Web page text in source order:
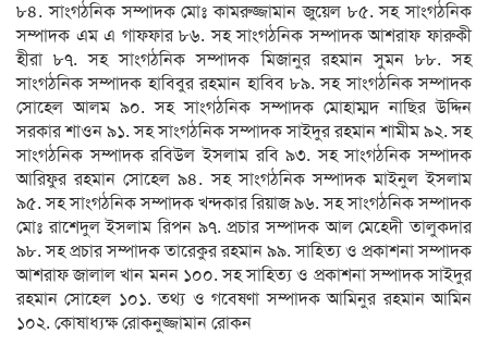
৮৪. সাংগঠনিক সম্পাদক মোঃ কামরুজ্জামান জুয়েল ৮৫. সহ সাংগঠনিক
সম্পাদক এম এ গাফফার ৮৬. সহ সাংগঠনিক সম্পাদক আশরাফ ফারুকী
হীরা ৮৭. সহ সাংগঠনিক সম্পাদক মিজানুর রহমান সুমন ৮৮. সহ
সাংগঠনিক সম্পাদক হাবিবুর রহমান হাবিব ৮৯. সহ সাংগঠনিক সম্পাদক
সোহেল আলম ৯০. সহ সাংগঠনিক সম্পাদক মোহাম্মদ নাছির উদ্দিন
সরকার শাওন ৯১. সহ সাংগঠনিক সম্পাদক সাইদুর রহমান শামীম ৯২. সহ
সাংগঠনিক সম্পাদক রবিউল ইসলাম রবি ৯৩. সহ সাংগঠনিক সম্পাদক
আরিফুর রহমান সোহেল ৯৪. সহ সাংগঠনিক সম্পাদক মাইনুল ইসলাম
৯৫. সহ সাংগঠনিক সম্পাদক খন্দকার রিয়াজ ৯৬. সহ সাংগঠনিক সম্পাদক
মোঃ রাশেদুল ইসলাম রিপন ৯৭. প্রচার সম্পাদক আল মেহেদী তালুকদার
৯৮. সহ প্রচার সম্পাদক তারেকুর রহমান ৯৯. সাহিত্য ও প্রকাশনা সম্পাদক
আশরাফ জালাল খান মনন ১০০. সহ সাহিত্য ও প্রকাশনা সম্পাদক সাইদুর
রহমান সোহেল ১০১. তথ্য ও গবেষণা সম্পাদক আমিনুর রহমান আমিন
১০২. কোষাধ্যক্ষ রোকনুজ্জামান রোকন